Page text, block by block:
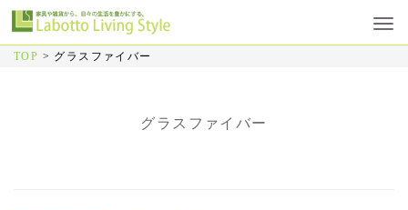
TOP > グラスファイバー
グラスファイバー